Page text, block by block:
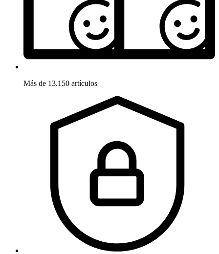
Más de 13.150 artículos